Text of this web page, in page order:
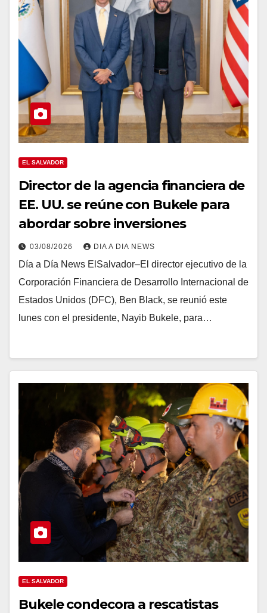
EL SALVADOR
Director de la agencia financiera de
EE. UU. se reúne con Bukele para
abordar sobre inversiones
03/08/2026 DIA A DIA NEWS
Día a Día News ElSalvador–El director ejecutivo de la
Corporación Financiera de Desarrollo Internacional de
Estados Unidos (DFC), Ben Black, se reunió este
lunes con el presidente, Nayib Bukele, para…
EL SALVADOR
Bukele condecora a rescatistas